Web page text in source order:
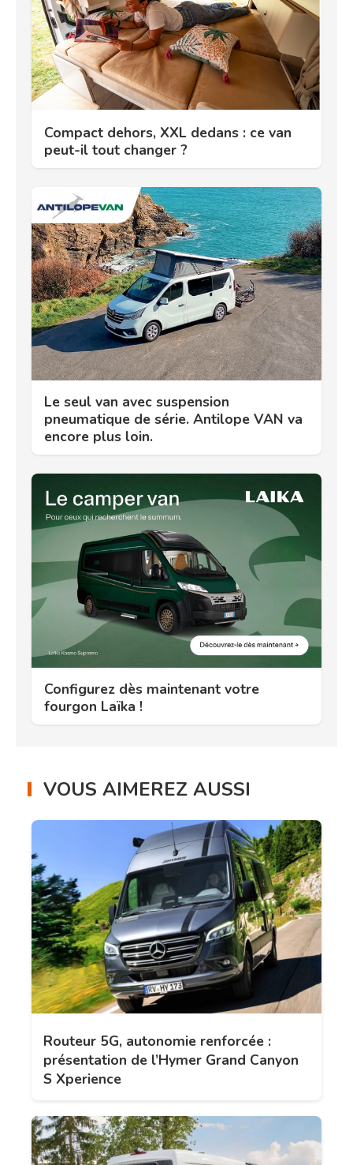
Compact dehors, XXL dedans : ce van
peut-il tout changer ?
Le seul van avec suspension
pneumatique de série. Antilope VAN va
encore plus loin.
Configurez dès maintenant votre
fourgon Laïka !
VOUS AIMEREZ AUSSI
Routeur 5G, autonomie renforcée :
présentation de l’Hymer Grand Canyon
S Xperience